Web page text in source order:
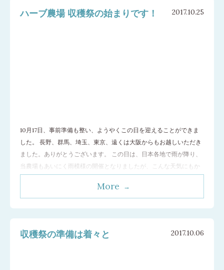
ハーブ農場 収穫祭の始まりです！ 2017.10.25
10月17日、事前準備も整い、ようやくこの日を迎えることができま
した。 長野、群馬、埼玉、東京、遠くは大阪からもお越しいただき
ました。ありがとうございます。 この日は、日本各地で雨が降り、
当農場もあいにく雨模様の開催となりましたが、こんな天気にもか
には1つずつスコップを持っていただき、エキナセアの根っこ掘りか
More
収穫祭の準備は着々と 2017.10.06